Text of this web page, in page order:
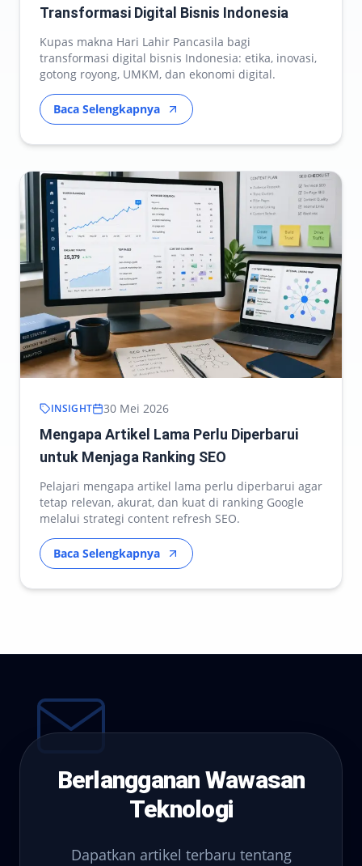
Transformasi Digital Bisnis Indonesia
Kupas makna Hari Lahir Pancasila bagi
transformasi digital bisnis Indonesia: etika, inovasi,
gotong royong, UMKM, dan ekonomi digital.
Baca Selengkapnya
INSIGHT 30 Mei 2026
Mengapa Artikel Lama Perlu Diperbarui
untuk Menjaga Ranking SEO
Pelajari mengapa artikel lama perlu diperbarui agar
tetap relevan, akurat, dan kuat di ranking Google
melalui strategi content refresh SEO.
Baca Selengkapnya
Berlangganan Wawasan
Teknologi
Dapatkan artikel terbaru tentang